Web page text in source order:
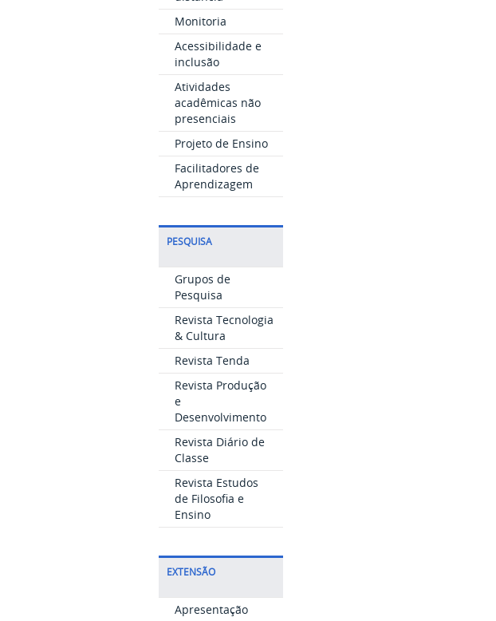
Monitoria
Acessibilidade e
inclusão
Atividades
acadêmicas não
presenciais
Projeto de Ensino
Facilitadores de
Aprendizagem
PESQUISA
Grupos de
Pesquisa
Revista Tecnologia
& Cultura
Revista Tenda
Revista Produção
e
Desenvolvimento
Revista Diário de
Classe
Revista Estudos
de Filosofia e
Ensino
EXTENSÃO
Apresentação